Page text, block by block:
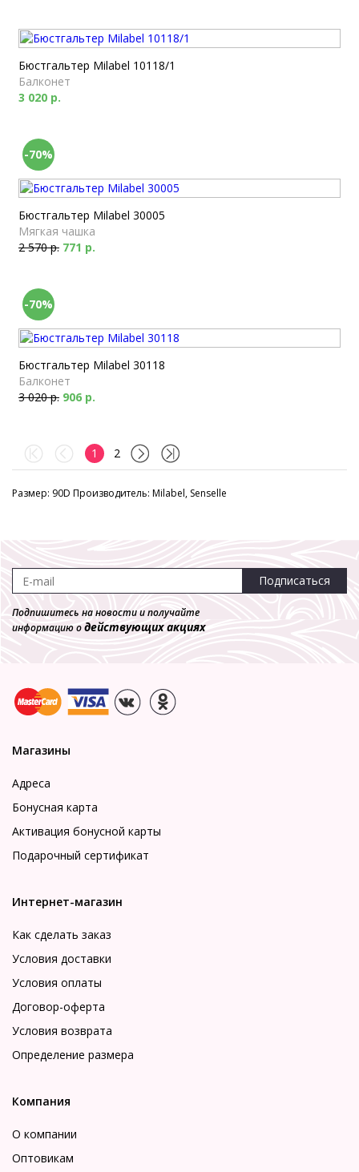
Бюстгальтер Milabel 10118/1
Балконет
3 020 р.
-70%
Бюстгальтер Milabel 30005
Мягкая чашка
2 570 р. 771 р.
-70%
Бюстгальтер Milabel 30118
Балконет
3 020 р. 906 р.
1 2
Размер: 90D Производитель: Milabel, Senselle
Подписаться
Подпишитесь на новости и получайте
информацию одействующих акциях
Магазины
Адреса
Бонусная карта
Активация бонусной карты
Подарочный сертификат
Интернет-магазин
Как сделать заказ
Условия доставки
Условия оплаты
Договор-оферта
Условия возврата
Определение размера
Компания
О компании
Оптовикам